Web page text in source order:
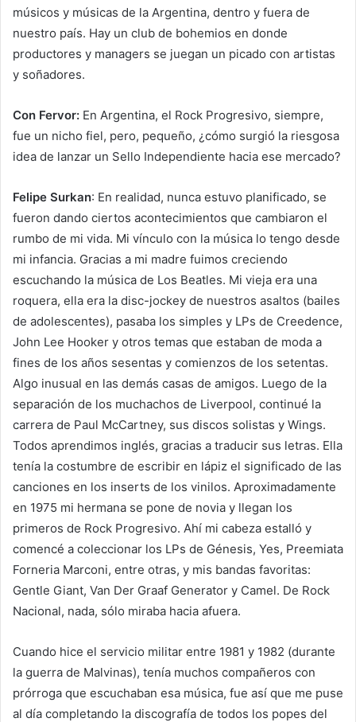
músicos y músicas de la Argentina, dentro y fuera de
nuestro país. Hay un club de bohemios en donde
productores y managers se juegan un picado con artistas
y soñadores.
Con Fervor: En Argentina, el Rock Progresivo, siempre,
fue un nicho fiel, pero, pequeño, ¿cómo surgió la riesgosa
idea de lanzar un Sello Independiente hacia ese mercado?
Felipe Surkan: En realidad, nunca estuvo planificado, se
fueron dando ciertos acontecimientos que cambiaron el
rumbo de mi vida. Mi vínculo con la música lo tengo desde
mi infancia. Gracias a mi madre fuimos creciendo
escuchando la música de Los Beatles. Mi vieja era una
roquera, ella era la disc-jockey de nuestros asaltos (bailes
de adolescentes), pasaba los simples y LPs de Creedence,
John Lee Hooker y otros temas que estaban de moda a
fines de los años sesentas y comienzos de los setentas.
Algo inusual en las demás casas de amigos. Luego de la
separación de los muchachos de Liverpool, continué la
carrera de Paul McCartney, sus discos solistas y Wings.
Todos aprendimos inglés, gracias a traducir sus letras. Ella
tenía la costumbre de escribir en lápiz el significado de las
canciones en los inserts de los vinilos. Aproximadamente
en 1975 mi hermana se pone de novia y llegan los
primeros de Rock Progresivo. Ahí mi cabeza estalló y
comencé a coleccionar los LPs de Génesis, Yes, Preemiata
Forneria Marconi, entre otras, y mis bandas favoritas:
Gentle Giant, Van Der Graaf Generator y Camel. De Rock
Nacional, nada, sólo miraba hacia afuera.
Cuando hice el servicio militar entre 1981 y 1982 (durante
la guerra de Malvinas), tenía muchos compañeros con
prórroga que escuchaban esa música, fue así que me puse
al día completando la discografía de todos los popes del